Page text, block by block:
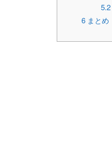
5.2
6 まとめ